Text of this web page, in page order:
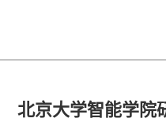
北京大学智能学院